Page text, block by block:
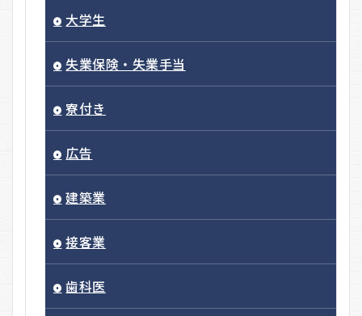
大学生
失業保険・失業手当
寮付き
広告
建築業
接客業
歯科医